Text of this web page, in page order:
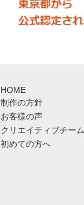
HOME
制作の方針
お客様の声
クリエイティブチーム
初めての方へ